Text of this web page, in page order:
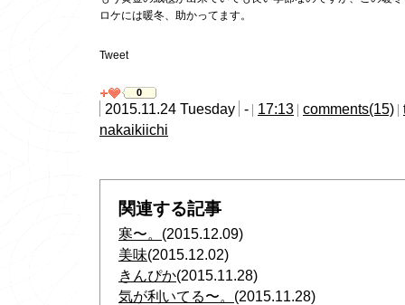
ロケには暖冬、助かってます。
Tweet
0
2015.11.24 Tuesday - 17:13 comments(15)
nakaikiichi
関連する記事
寒〜。 (2015.12.09)
美味(2015.12.02)
きんぴか(2015.11.28)
気が利いてる〜。 (2015.11.28)